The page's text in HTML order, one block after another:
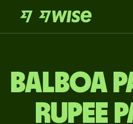
balboa
rupee